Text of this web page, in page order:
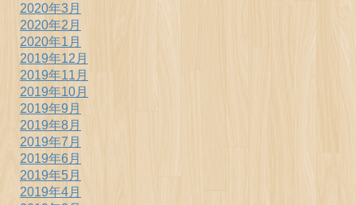
2020年3月
2020年2月
2020年1月
2019年12月
2019年11月
2019年10月
2019年9月
2019年8月
2019年7月
2019年6月
2019年5月
2019年4月